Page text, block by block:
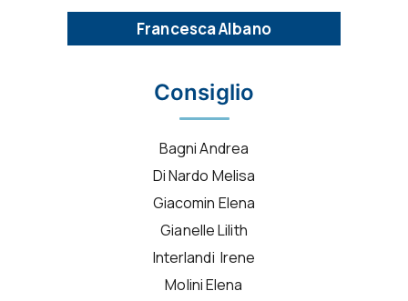
Francesca Albano
Consiglio
Bagni Andrea
Di Nardo Melisa
Giacomin Elena
Gianelle Lilith
Interlandi Irene
Molini Elena